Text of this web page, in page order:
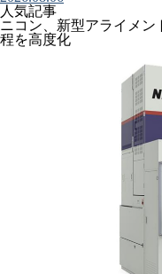
人気記事
ニコン、新型アライメ
程を高度化